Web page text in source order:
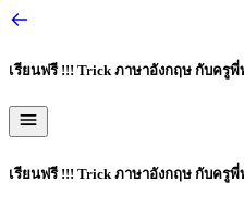
เรียนฟรี !!! Trick ภาษาอังกฤษ กับครู
เรียนฟรี !!! Trick ภาษาอังกฤษ กับครู